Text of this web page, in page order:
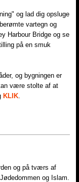
og lad dig opsluge
vartegn og
Harbour Bridge og se
på en smuk
og bygningen er
være stolte af at
KLIK
og på tværs af
og Islam.